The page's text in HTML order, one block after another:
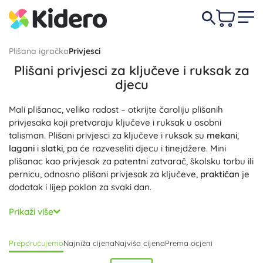
Plišana igračkaPrivjesci
Plišani privjesci za ključeve i ruksak za
djecu
Mali plišanac, velika radost – otkrijte čaroliju plišanih
privjesaka koji pretvaraju ključeve i ruksak u osobni
talisman. Plišani privjesci za ključeve i ruksak su mekani,
lagani i slatki, pa će razveseliti djecu i tinejdžere. Mini
plišanac kao privjesak za patentni zatvarač, školsku torbu ili
pernicu, odnosno plišani privjesak za ključeve, praktičan je
dodatak i lijep poklon za svaki dan.
Birajte privjesak za ključeve, privjesak za ruksak ili
univerzalni plišani privezak s prstenom, karabinerom ili
ruksaku, jakni i pernici. Kvalitetan šav i mekana ispuna
osiguravaju da je privjesakizdržljivpri svakodnevnom
Prikaži više
PreporučujemoNajniža cijenaNajviša cijenaPrema ocjeni